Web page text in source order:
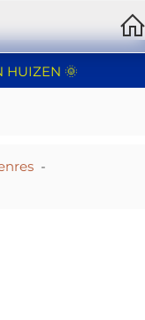
HUIZEN 🌞
-